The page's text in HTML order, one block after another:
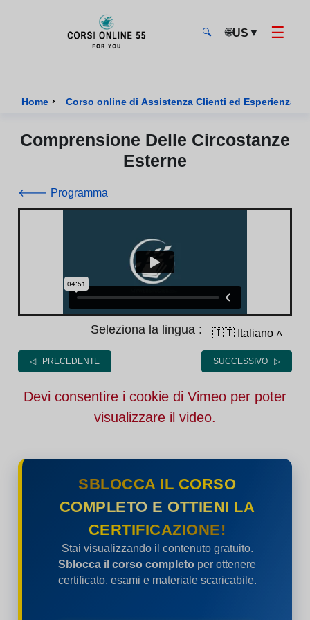
🔍 🌐US ▼ ☰
Home › Corso online di Assistenza Clienti ed Esperienza
Comprensione Delle Circostanze
Esterne
🡐 Programma
Seleziona la lingua : 🇮🇹 Italiano ˄
◁ PRECEDENTE SUCCESSIVO ▷
Devi consentire i cookie di Vimeo per poter
visualizzare il video.
SBLOCCA IL CORSO
COMPLETO E OTTIENI LA
CERTIFICAZIONE!
Stai visualizzando il contenuto gratuito.
Sblocca il corso completo per ottenere
certificato, esami e materiale scaricabile.